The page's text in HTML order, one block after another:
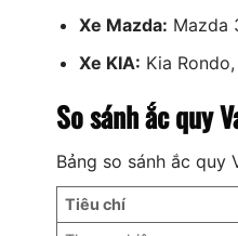
Xe Mazda: Mazda
Xe KIA: Kia
So sánh ắc quy
Bảng so sánh ắc quy
Tiêu chí